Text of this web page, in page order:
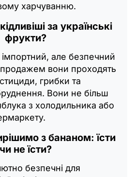
харчуванню.
за українські
фрукти?
але безпечний
вони проходять
грибки та
Вони не більш
з холодильника або
з бананом: їсти
чи не їсти?
безпечні для